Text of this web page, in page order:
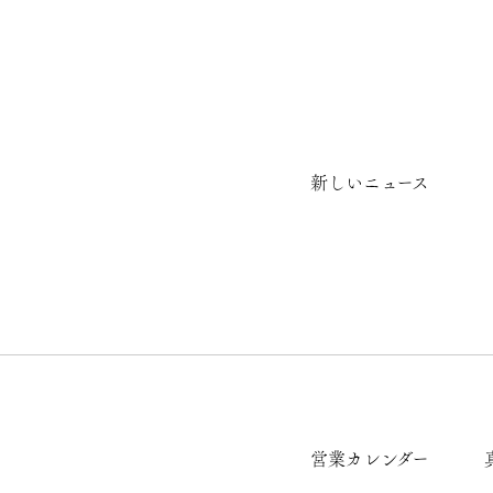
新しいニュース
営業カレンダー